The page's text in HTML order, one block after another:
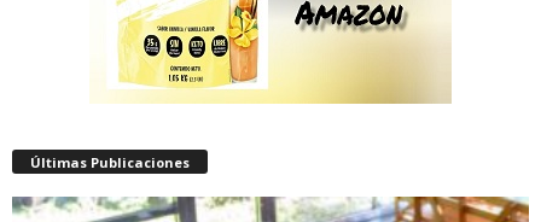
Últimas Publicaciones